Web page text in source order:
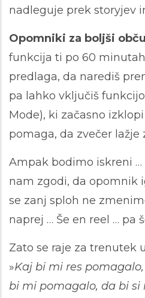
nadleguje prek storyjev
Opomniki za boljši
funkcija ti po 60
predlaga, da narediš
pa lahko vključiš
Mode), ki začasno
pomaga, da zvečer lažje
Ampak bodimo iskreni …
nam zgodi, da opomnik
se zanj sploh ne
naprej … Še en reel … pa
Zato se raje za trenutek
»Kaj bi mi res
bi mi pomagalo, da bi si